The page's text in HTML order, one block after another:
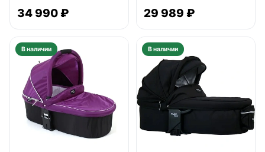
34 990 ₽ 29 989 ₽
В наличии В наличии